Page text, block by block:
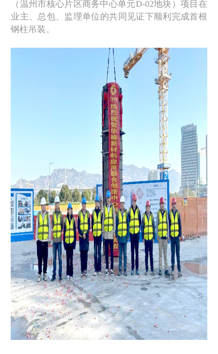
（温州市核心片区商务中心单元D-02地块）项目在
业主、总包、监理单位的共同见证下顺利完成首根
钢柱吊装。